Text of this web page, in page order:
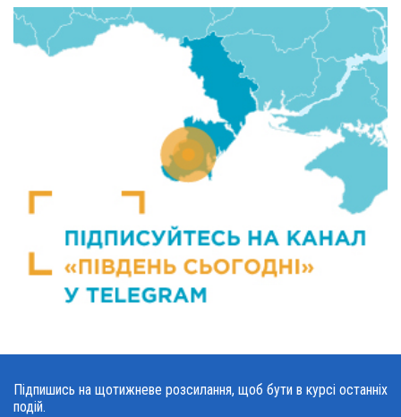
Підпишись на щотижневе розсилання, щоб бути в курсі останніх
подій.